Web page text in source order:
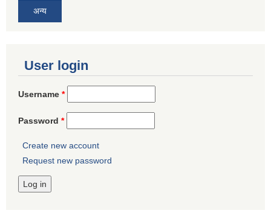
अन्य
User login
Username *
Password *
Create new account
Request new password